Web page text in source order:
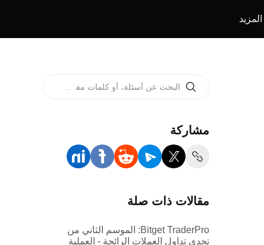
المزيد
مشاركة
مقالات ذات صلة
Bitget TraderPro: الموسم الثاني من
تحدي تداول العملات الرائجة - العملية